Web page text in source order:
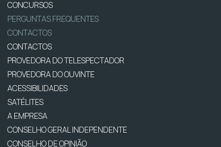
CONCURSOS
PERGUNTAS FREQUENTES
CONTACTOS
CONTACTOS
PROVEDORA DO TELESPECTADOR
PROVEDORA DO OUVINTE
ACESSIBILIDADES
SATÉLITES
A EMPRESA
CONSELHO GERAL INDEPENDENTE
CONSELHO DE OPINIÃO